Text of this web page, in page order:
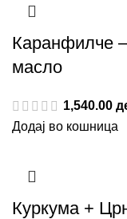
Каранфилче
масло
1,540.00
Додај во кошница
Куркума +